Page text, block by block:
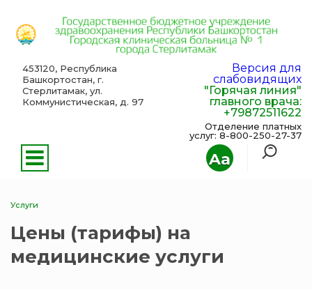
Aa
453120, Республика
Башкортостан, г.
Стерлитамак, ул.
Коммунистическая, д. 97
Версия для
слабовидящих
"Горячая линия"
главного врача:
+79872511622
Отделение платных
услуг: 8-800-250-27-37
Услуги
Цены (тарифы) на
медицинские услуги